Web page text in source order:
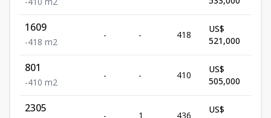
1609
-418 m2
- - 418
US$
521,000
801
-410 m2
- - 410
US$
505,000
2305
- 1 436
US$